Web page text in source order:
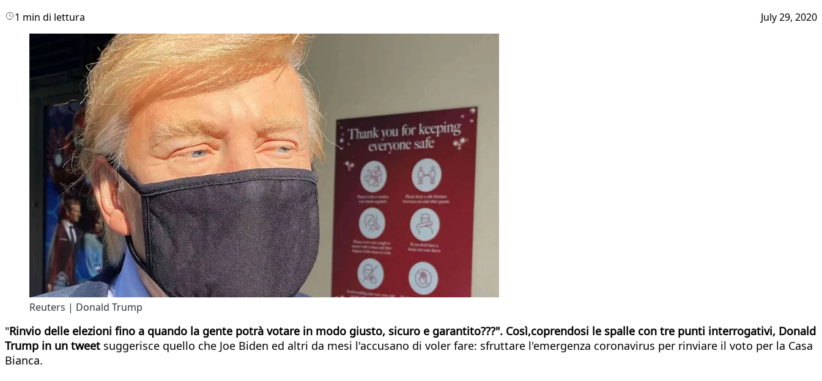
1 min di lettura July 29, 2020
Reuters | Donald Trump
"Rinvio delle elezioni fino a quando la gente potrà votare in modo giusto, sicuro e garantito???". Così,​coprendosi le spalle con tre punti interrogativi, Donald
Trump in un tweet suggerisce quello che Joe Biden ed altri da mesi l'accusano di voler fare: sfruttare l'emergenza coronavirus per rinviare il voto per la Casa
Bianca.